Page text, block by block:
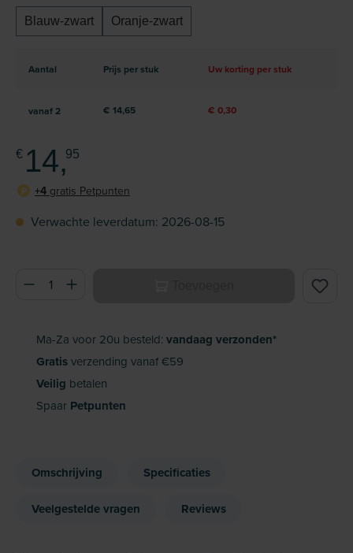
Verwachte leverdatum: 2026-08-15
Aantal Prijs per stuk Uw korting per stuk
vanaf2 € 14,65 € 0,30
€ 14,95
Blauw-zwart Oranje-zwart
Producthoeveelheid: Voer de gewenste hoeveelheid in of
P +4 gratis Petpunten
Ma-Za voor 20u besteld: vandaag verzonden*
Gratisverzending vanaf €59
Veilig betalen
Spaar Petpunten
Omschrijving Specificaties
Veelgestelde vragen Reviews